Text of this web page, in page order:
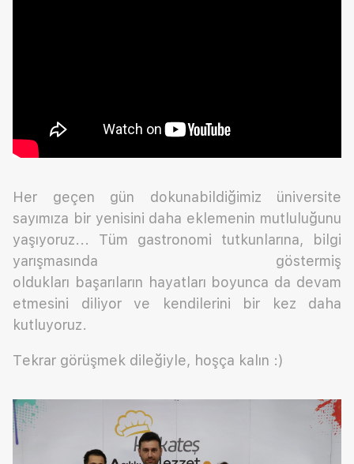
Her geçen gün dokunabildiğimiz üniversite
sayımıza bir yenisini daha eklemenin mutluluğunu
yaşıyoruz... Tüm gastronomi tutkunlarına, bilgi
yarışmasında göstermiş
oldukları başarıların hayatları boyunca da devam
etmesini diliyor ve kendilerini bir kez daha
kutluyoruz.
Tekrar görüşmek dileğiyle, hoşça kalın :)